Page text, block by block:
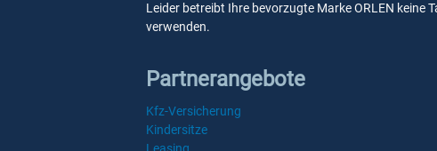
Leider betreibt Ihre bevorzugte Marke ORLEN keine
verwenden.
Partnerangebote
Kfz-Versicherung
Kindersitze